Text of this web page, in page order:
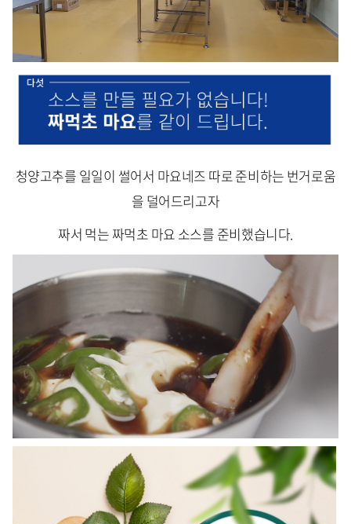
청양고추를 일일이 썰어서 마요네즈 따로 준비하는 번거로움
을 덜어드리고자
짜서 먹는 짜먹초 마요 소스를 준비했습니다.